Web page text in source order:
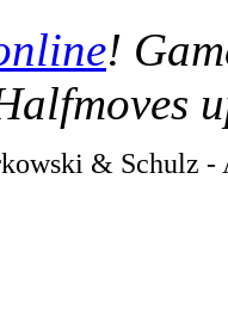
!
& Schulz